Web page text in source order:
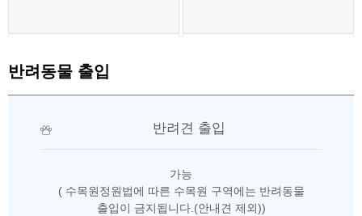
반려동물 출입
반려견 출입
가능
( 수목원정원법에 따른 수목원 구역에는 반려동물
출입이 금지됩니다.(안내견 제외))